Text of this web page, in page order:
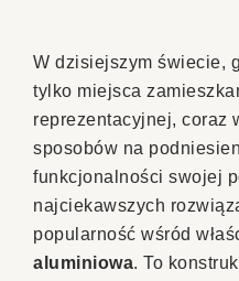
W dzisiejszym świecie,
tylko miejsca
reprezentacyjnej, coraz
sposobów na
funkcjonalności swojej
najciekawszych
popularność wśród
aluminiowa. To